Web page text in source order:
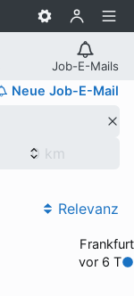
Job-E-Mails
Neue Job-E-Mail
Relevanz
Frankfurt
vor 6 T